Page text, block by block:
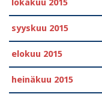
lokakuu 2015
syyskuu 2015
elokuu 2015
heinäkuu 2015